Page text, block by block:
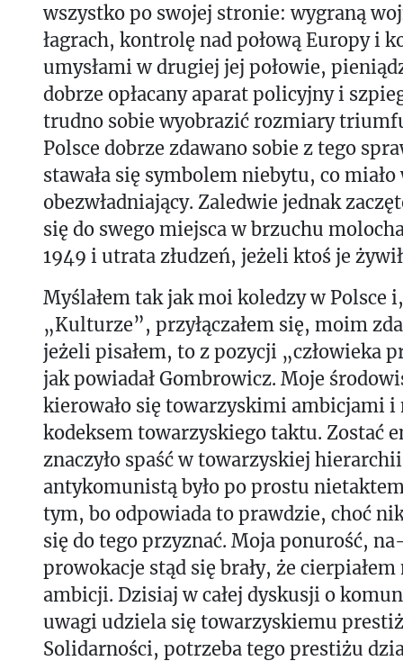
wszystko po swojej stronie: wygraną
łagrach, kontrolę nad połową Europy i
umysłami w drugiej jej połowie,
dobrze opłacany aparat policyjny i
trudno sobie wyobrazić rozmiary
Polsce dobrze zdawano sobie z tego
stawała się symbolem niebytu, co miało
obezwładniający. Zaledwie jednak
się do swego miejsca w brzuchu
1949 i utrata złudzeń, jeżeli ktoś je
Myślałem tak jak moi koledzy w Polsce
„Kulturze”, przyłączałem się, moim
jeżeli pisałem, to z pozycji „człowieka
jak powiadał Gombrowicz. Moje
kierowało się towarzyskimi ambicjami
kodeksem towarzyskiego taktu. Zostać
znaczyło spaść w towarzyskiej
antykomunistą było po prostu
tym, bo odpowiada to prawdzie, choć
się do tego przyznać. Moja ponurość,
prowokacje stąd się brały, że
ambicji. Dzisiaj w całej dyskusji o
uwagi udziela się towarzyskiemu
Solidarności, potrzeba tego prestiżu